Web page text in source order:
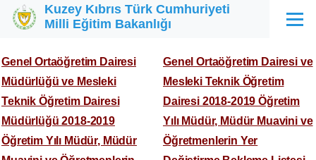
Ana içeriğe atla
Kuzey Kıbrıs Türk Cumhuriyeti
Milli Eğitim Bakanlığı
Menü
Genel Ortaöğretim Dairesi
Müdürlüğü ve Mesleki
Teknik Öğretim Dairesi
Müdürlüğü 2018-2019
Öğretim Yılı Müdür, Müdür
Genel Ortaöğretim Dairesi ve
Mesleki Teknik Öğretim
Dairesi 2018-2019 Öğretim
Yılı Müdür, Müdür Muavini ve
Öğretmenlerin Yer